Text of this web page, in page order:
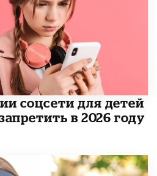
соцсети для детей
в 2026 году